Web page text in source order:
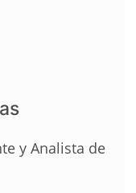
y Analista de